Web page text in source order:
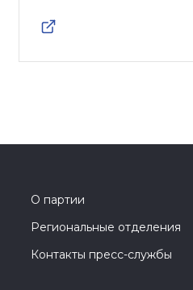
О партии
Региональные отделения
Контакты пресс-службы